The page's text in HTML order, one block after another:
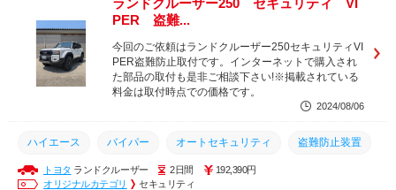
ヴェルファイア ランクル ランクル300
セキュリティ VIPER
ランドクルーザー250 セキュリティ VI
PER 盗難...
今回のご依頼はランドクルーザー250セキュリティVI
PER盗難防止取付です。インターネットで購入され
た部品の取付も是非ご相談下さい!※掲載されている
料金は取付時点での価格です。
2024/08/06
ハイエース バイパー オートセキュリティ 盗難防止装置
出張作業 ドラレコ 坂田自動車商会
トヨタ ランドクルーザー 2日間
192,390円
オリジナルカテゴリ
セキュリティ